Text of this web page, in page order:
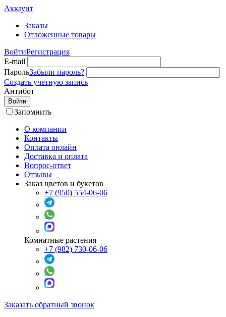
Аккаунт
Заказы
Отложенные товары
ВойтиРегистрация
E-mail
ПарольЗабыли пароль?
Создать учетную запись
Антибот
Войти
Запомнить
О компании
Контакты
Оплата онлайн
Доставка и оплата
Вопрос-ответ
Отзывы
Заказ цветов и букетов
+7 (950) 554-06-06
Комнатные растения
+7 (982) 730-06-06
Заказать обратный звонок